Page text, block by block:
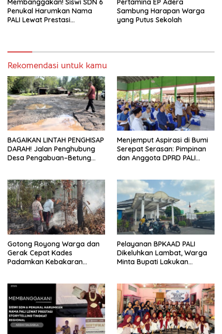
Penukal Harumkan Nama
PALI Lewat Prestasi
Sambung Harapan Warga
yang Putus Sekolah
Rekomendasi untuk kamu
BAGAIKAN LINTAH PENGHISAP
DARAH! Jalan Penghubung
Desa Pengabuan–Betung
Kerok
Menjemput Aspirasi di Bumi
Serepat Serasan: Pimpinan
dan Anggota DPRD PALI
Melalui Reses Ke-2 Tahun
2026
Gotong Royong Warga dan
Gerak Cepat Kades
Padamkan Kebakaran
Pelayanan BPKAAD PALI
Dikeluhkan Lambat, Warga
Minta Bupati Lakukan